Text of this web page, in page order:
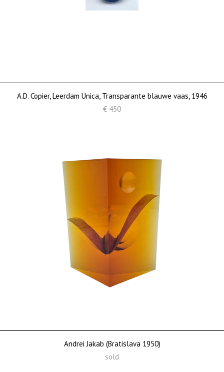
A.D. Copier, Leerdam Unica, Transparante blauwe vaas, 1946
€ 450
Andrei Jakab (Bratislava 1950)
sold